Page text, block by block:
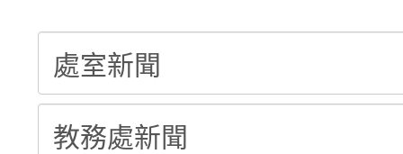
1次會員大會暨第7屆會
推動社區運動俱樂部營
計畫」1 份，請踴躍報
權責核予出席人員公(